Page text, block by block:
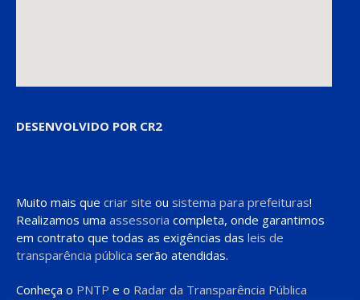
DESENVOLVIDO POR CR2
Muito mais que criar site ou sistema para prefeituras!
Realizamos uma assessoria completa, onde garantimos
em contrato que todas as exigências das leis de
transparência pública serão atendidas.
Conheça o PNTP e o Radar da Transparência Pública